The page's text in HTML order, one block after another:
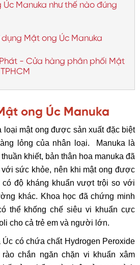
Manuka như thế nào đúng
Mật ong Úc Manuka
- Cửa hàng phân phối Mật
ong Úc Manuka
loại mật ong được sản xuất đặc biệt
lỏng của nhân loại. Manuka là
khiết, bản thân hoa manuka đã
sức khỏe, nên khi mật ong được
độ kháng khuẩn vượt trội so với
khác. Khoa học đã chứng minh
thể khống chế siêu vi khuẩn cực
cho cả trẻ em và người lớn.
Úc có chứa chất Hydrogen Peroxide
chắn ngăn chặn vi khuẩn xâm